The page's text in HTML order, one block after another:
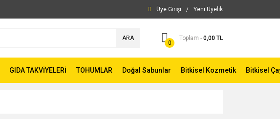
Üye Girişi / Yeni Üyelik
ARA
0
Toplam - 0,00 TL
GIDA TAKVİYELERİ TOHUMLAR Doğal Sabunlar Bitkisel Kozmetik Bitkisel